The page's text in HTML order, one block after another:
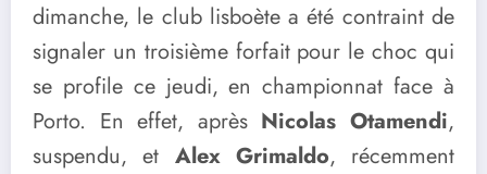
dimanche, le club lisboète a été contraint de
signaler un troisième forfait pour le choc qui
se profile ce jeudi, en championnat face à
Porto. En effet, après Nicolas Otamendi,
suspendu, et Alex Grimaldo, récemment